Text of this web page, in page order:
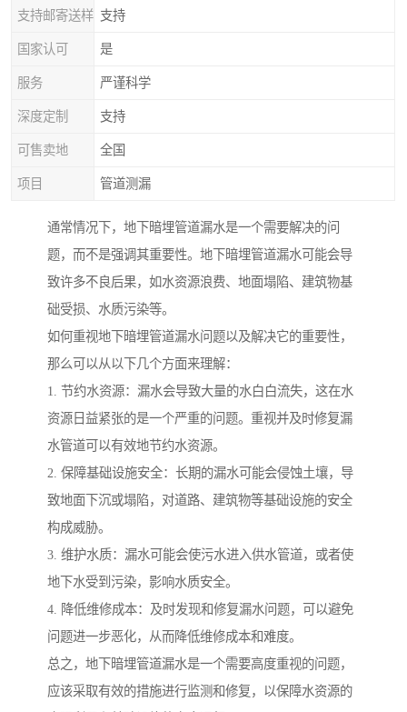
支持邮寄送样 支持
国家认可 是
服务 严谨科学
深度定制 支持
可售卖地 全国
项目 管道测漏
通常情况下，地下暗埋管道漏水是一个需要解决的问
题，而不是强调其重要性。地下暗埋管道漏水可能会导
致许多不良后果，如水资源浪费、地面塌陷、建筑物基
础受损、水质污染等。
如何重视地下暗埋管道漏水问题以及解决它的重要性，
那么可以从以下几个方面来理解：
1. 节约水资源：漏水会导致大量的水白白流失，这在水
资源日益紧张的是一个严重的问题。重视并及时修复漏
水管道可以有效地节约水资源。
2. 保障基础设施安全：长期的漏水可能会侵蚀土壤，导
致地面下沉或塌陷，对道路、建筑物等基础设施的安全
构成威胁。
3. 维护水质：漏水可能会使污水进入供水管道，或者使
地下水受到污染，影响水质安全。
4. 降低维修成本：及时发现和修复漏水问题，可以避免
问题进一步恶化，从而降低维修成本和难度。
总之，地下暗埋管道漏水是一个需要高度重视的问题，
应该采取有效的措施进行监测和修复，以保障水资源的